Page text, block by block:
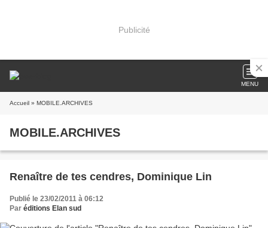
Publicité
MENU
Accueil » MOBILE.ARCHIVES
MOBILE.ARCHIVES
Renaître de tes cendres, Dominique Lin
Publié le 23/02/2011 à 06:12
Par éditions Elan sud